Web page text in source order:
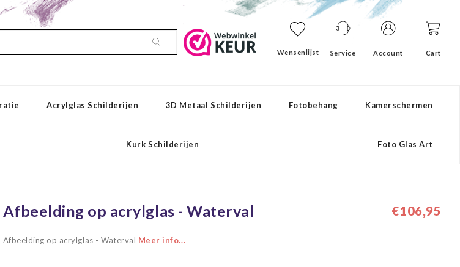
Wensenlijst Service Account Cart
Acrylglas Schilderijen 3D Metaal Schilderijen Fotobehang Kamerschermen
Kurk Schilderijen Foto Glas Art
Afbeelding op acrylglas - Waterval €106,95
Afbeelding op acrylglas - Waterval Meer info...